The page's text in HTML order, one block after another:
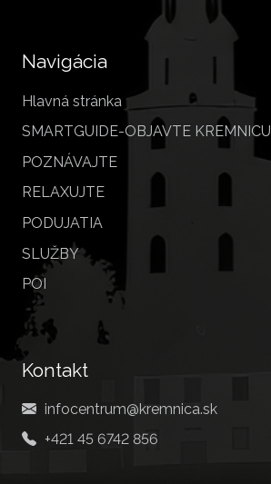
Navigácia
Hlavná stránka
SMARTGUIDE-OBJAVTE KREMNICU
POZNÁVAJTE
RELAXUJTE
PODUJATIA
SLUŽBY
POI
Kontakt
infocentrum@kremnica.sk
+421 45 6742 856